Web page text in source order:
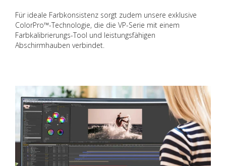
Für ideale Farbkonsistenz sorgt zudem unsere exklusive
ColorPro™-Technologie, die die VP-Serie mit einem
Farbkalibrierungs-Tool und leistungsfähigen
Abschirmhauben verbindet.